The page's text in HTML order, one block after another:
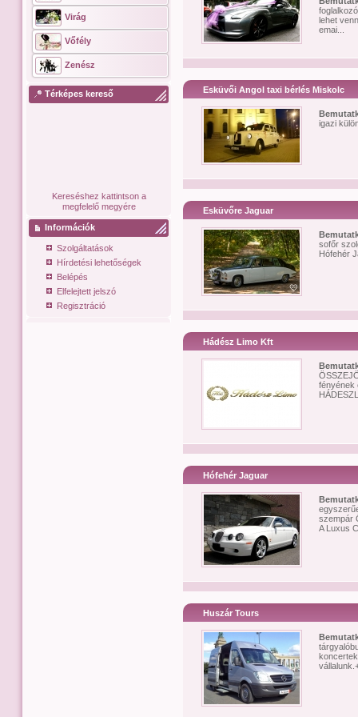
Virág
Vőfély
Zenész
Térképes kereső
Kereséshez kattintson a
megfelelő megyére
Információk
Szolgáltatások
Hírdetési lehetőségek
Belépés
Elfelejtett jelszó
Regisztráció
lehet
emai...
Esküvői Angol taxi bérlés Miskolc
igazi
Esküvőre Jaguar
sofőr
Hófehér
Hádész Limo Kft
fényének
Hófehér Jaguar
szempár
A Luxus
Huszár Tours